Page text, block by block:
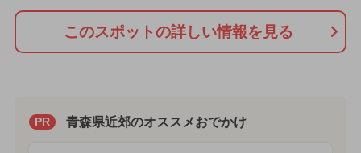
このスポットの詳しい情報を見る
PR 青森県近郊のオススメおでかけ